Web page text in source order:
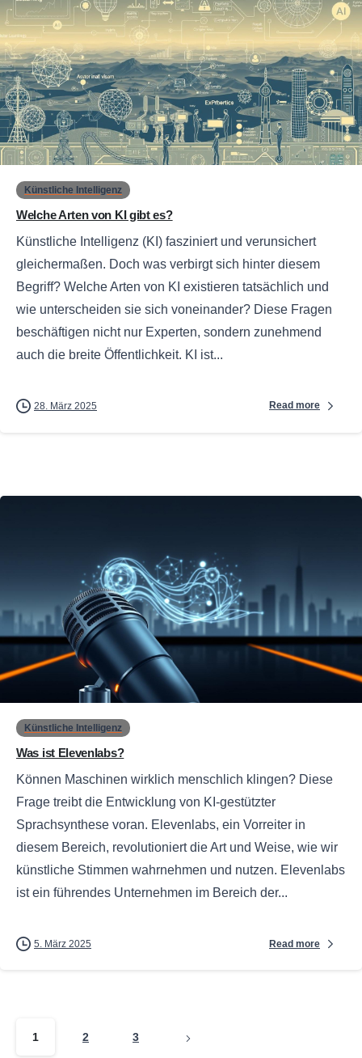
0
Künstliche Intelligenz
Welche Arten von KI gibt es?
Künstliche Intelligenz (KI) fasziniert und verunsichert
gleichermaßen. Doch was verbirgt sich hinter diesem
Begriff? Welche Arten von KI existieren tatsächlich und
wie unterscheiden sie sich voneinander? Diese Fragen
beschäftigen nicht nur Experten, sondern zunehmend
auch die breite Öffentlichkeit. KI ist...
28. März 2025 Read more
0
Künstliche Intelligenz
Was ist Elevenlabs?
Können Maschinen wirklich menschlich klingen? Diese
Frage treibt die Entwicklung von KI-gestützter
Sprachsynthese voran. Elevenlabs, ein Vorreiter in
diesem Bereich, revolutioniert die Art und Weise, wie wir
künstliche Stimmen wahrnehmen und nutzen. Elevenlabs
ist ein führendes Unternehmen im Bereich der...
5. März 2025 Read more
1 2 3